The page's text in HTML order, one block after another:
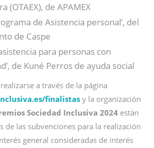
(OTAEX), de APAMEX
de Asistencia personal’, del
de Caspe
para personas con
de Kuné Perros de ayuda social
a través de la página
finalistas y la organización
Sociedad Inclusiva 2024 están
de las subvenciones para la realización
general consideradas de interés